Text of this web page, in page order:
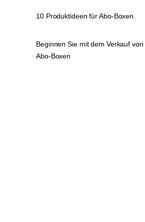
10 Produktideen für Abo-Boxen
Beginnen Sie mit dem Verkauf von
Abo-Boxen